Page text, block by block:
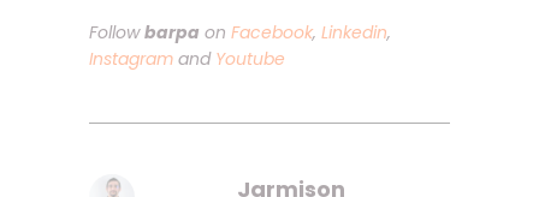
Followbarpa on Facebook, Linkedin,
Instagram and Youtube
Jarmison